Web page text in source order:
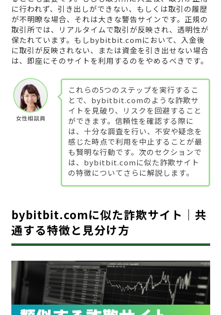
に行われず、引き出しができない、もしくは取引の履歴
が不明瞭な場合、それは大きな警告サインです。正規の
取引所では、リアルタイムで取引が反映され、透明性が
保たれています。もしbybitbit.comにおいて、入金後
に取引が反映されない、または資金を引き出せない場合
は、即座にそのサイトを利用するのをやめるべきです。
女性相談員
これらの5つのステップを実行するこ
とで、bybitbit.comのような詐欺サ
イトを見破り、リスクを回避すること
ができます。信頼性を確認する際に
は、十分な調査を行い、不安や疑念を
感じた時点で利用を中止することが最
も賢明な行動です。次のセクションで
は、bybitbit.comに似た詐欺サイト
の特徴についてさらに解説します。
bybitbit.comに似た詐欺サイト｜共
通する特徴と見分け方